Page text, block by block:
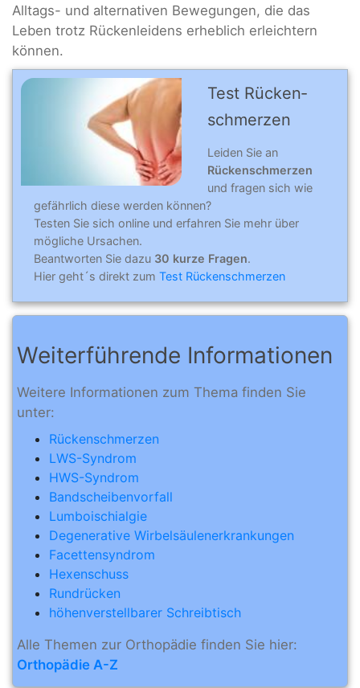
Alltags- und alternativen Bewegungen, die das
Leben trotz Rückenleidens erheblich erleichtern
können.
Test Rücken­
schmer­zen
Leiden Sie an
Rückenschmerzen
und fragen sich wie
gefährlich diese werden können?
Testen Sie sich online und erfahren Sie mehr über
mögliche Ursachen.
Beantworten Sie dazu 30 kurze Fragen.
Hier geht´s direkt zum Test Rückenschmerzen
Weiterführende Informationen
Weitere Informationen zum Thema finden Sie
unter:
Rückenschmerzen
LWS-Syndrom
HWS-Syndrom
Bandscheibenvorfall
Lumboischialgie
Degenerative Wirbelsäulenerkrankungen
Facettensyndrom
Hexenschuss
Rundrücken
höhenverstellbarer Schreibtisch
Alle Themen zur Orthopädie finden Sie hier:
Orthopädie A-Z